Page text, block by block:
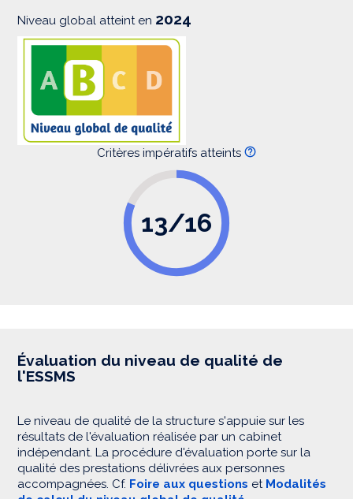
Niveau global atteint en 2024
Critères impératifs atteints
13/16
Évaluation du niveau de qualité de
l'ESSMS
Le niveau de qualité de la structure s'appuie sur les
résultats de l'évaluation réalisée par un cabinet
indépendant. La procédure d'évaluation porte sur la
qualité des prestations délivrées aux personnes
accompagnées. Cf. Foire aux questions et Modalités